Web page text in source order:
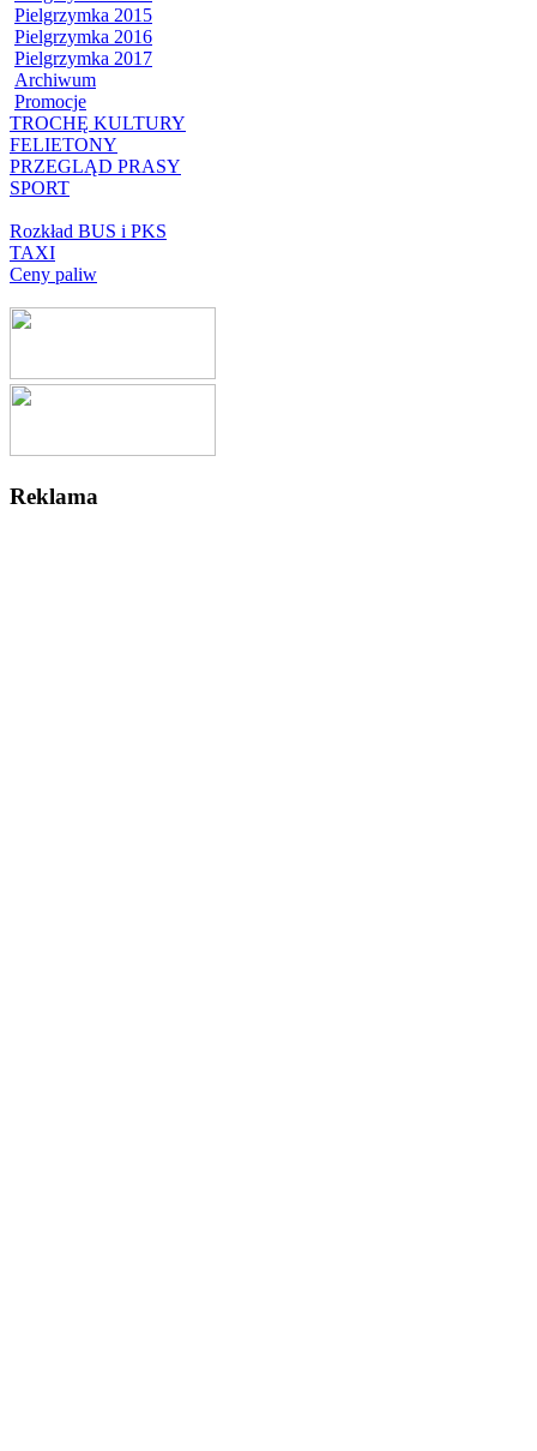
Pielgrzymka 2015
Pielgrzymka 2016
Pielgrzymka 2017
Archiwum
Promocje
TROCHĘ KULTURY
FELIETONY
PRZEGLĄD PRASY
SPORT
Rozkład BUS i PKS
TAXI
Ceny paliw
Reklama